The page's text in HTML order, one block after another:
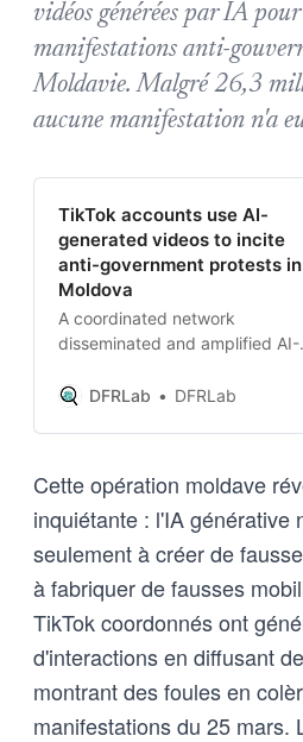
vidéos générées par IA
manifestations anti-
Moldavie. Malgré 26,3
aucune manifestation n'a
TikTok accounts use AI-
generated videos to incite
anti-government protests in
Moldova
A coordinated network
disseminated and amplified AI-
ruling party and mobilize offline
DFRLab DFRLab
Cette opération moldave
inquiétante : l'IA générative
seulement à créer de
à fabriquer de fausses
TikTok coordonnés ont
d'interactions en diffusant
montrant des foules en
manifestations du 25 mars.